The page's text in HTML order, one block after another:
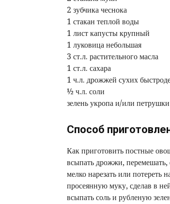
2 зубчика чеснока
1 стакан теплой воды
1 лист капусты крупный
1 луковица небольшая
3 ст.л. растительного масла
1 ст.л. сахара
1 ч.л. дрожжей сухих
½ ч.л. соли
зелень укропа и/или
Способ
Как приготовить постные
всыпать дрожжи, перемешать,
мелко нарезать или потереть
просеянную муку, сделав в
всыпать соль и рубленую